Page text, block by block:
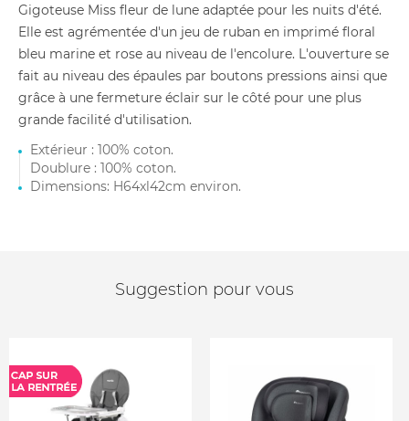
Gigoteuse Miss fleur de lune adaptée pour les nuits d'été.
Elle est agrémentée d'un jeu de ruban en imprimé floral
bleu marine et rose au niveau de l'encolure. L'ouverture se
fait au niveau des épaules par boutons pressions ainsi que
grâce à une fermeture éclair sur le côté pour une plus
grande facilité d'utilisation.
Extérieur : 100% coton.
Doublure : 100% coton.
Dimensions: H64xl42cm environ.
Suggestion pour vous